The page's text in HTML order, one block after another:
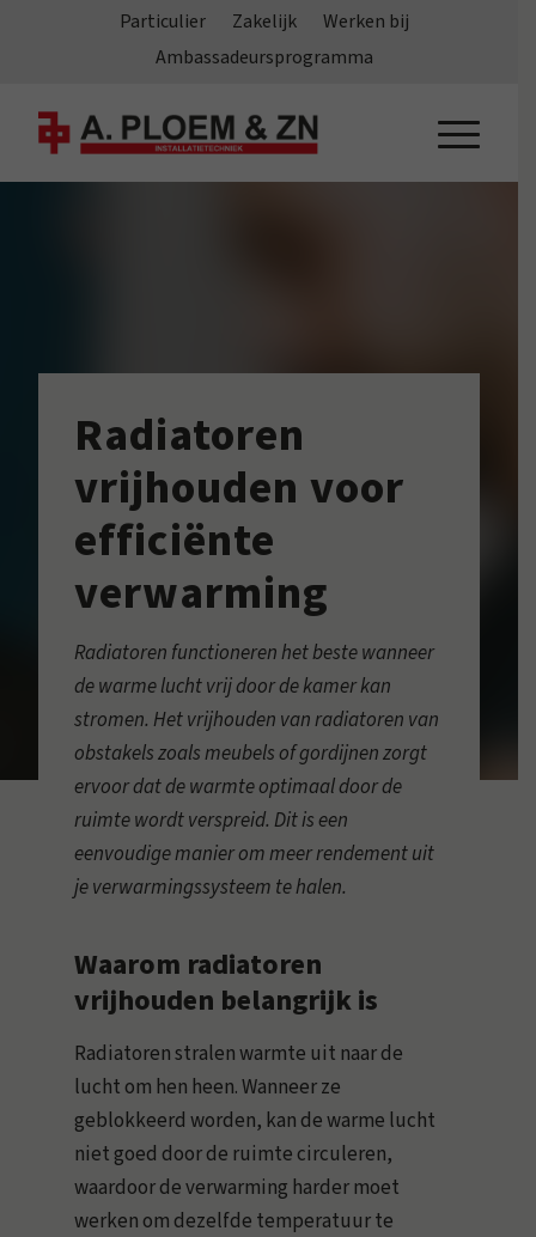
Particulier Zakelijk
Werken bij
Ambassadeursprogramma
Radiatoren
vrijhouden voor
efficiënte
verwarming
Radiatoren functioneren het beste wanneer
de warme lucht vrij door de kamer kan
stromen. Het vrijhouden van radiatoren van
obstakels zoals meubels of gordijnen zorgt
ervoor dat de warmte optimaal door de
ruimte wordt verspreid. Dit is een
eenvoudige manier om meer rendement uit
je verwarmingssysteem te halen.
Waarom radiatoren
vrijhouden belangrijk is
Radiatoren stralen warmte uit naar de
lucht om hen heen. Wanneer ze
geblokkeerd worden, kan de warme lucht
niet goed door de ruimte circuleren,
waardoor de verwarming harder moet
werken om dezelfde temperatuur te